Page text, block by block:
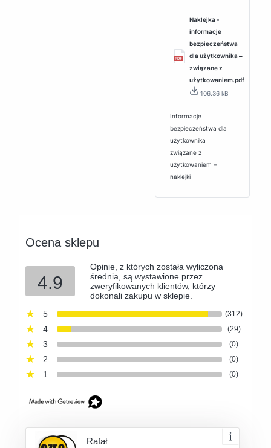
Naklejka -
informacje
bezpieczeństwa
dla użytkownika ‒
związane z
użytkowaniem.pdf
106.36 kB
Informacje
bezpieczeństwa dla
użytkownika ‒
związane z
użytkowaniem –
naklejki
Ocena sklepu
4.9
Opinie, z których została wyliczona
średnia, są wystawione przez
zweryfikowanych klientów, którzy
dokonali zakupu w sklepie.
5
(312)
4 (29)
3 (0)
2 (0)
1 (0)
Rafał